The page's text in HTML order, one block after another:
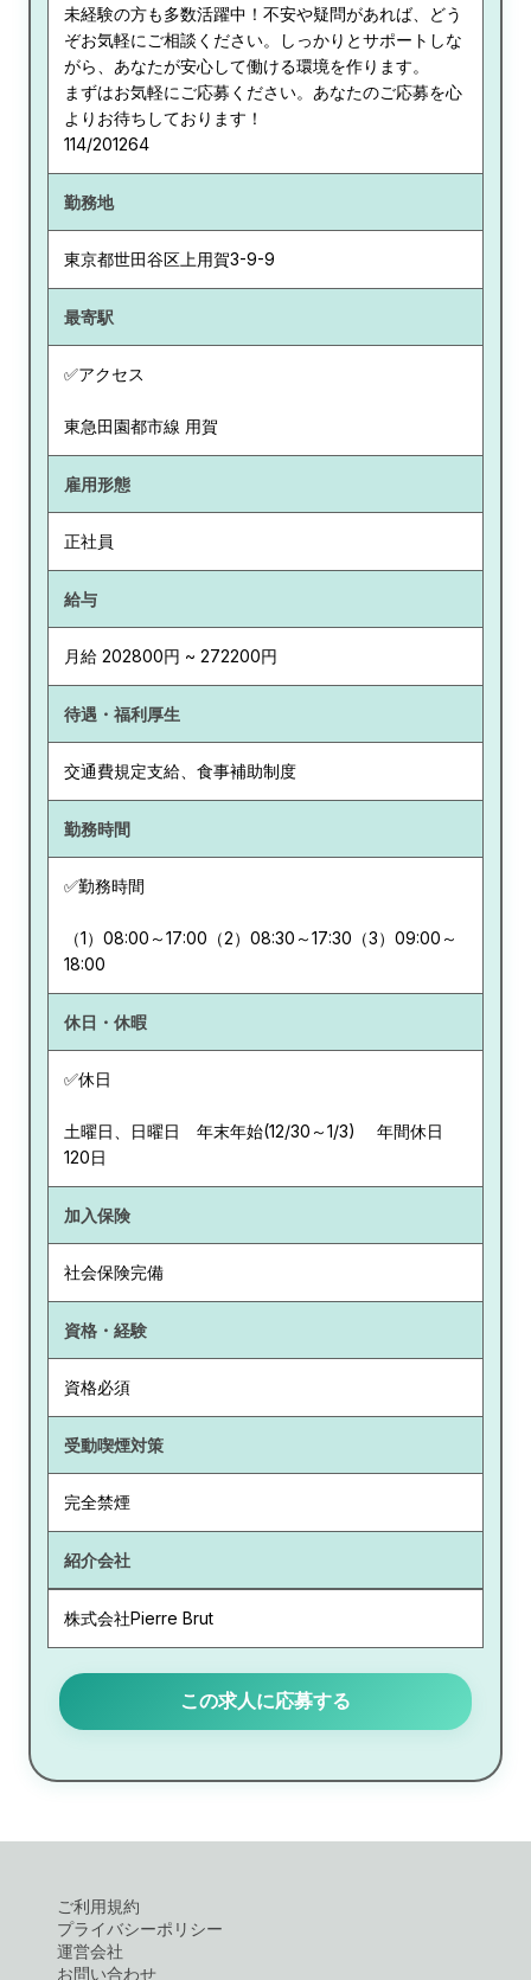
未経験の方も多数活躍中！不安や疑問があれば、どう
ぞお気軽にご相談ください。しっかりとサポートしな
がら、あなたが安心して働ける環境を作ります。
まずはお気軽にご応募ください。あなたのご応募を心
よりお待ちしております！
114/201264
勤務地
東京都世田谷区上用賀3-9-9
最寄駅
✅アクセス
東急田園都市線 用賀
雇用形態
正社員
給与
月給 202800円 ~ 272200円
待遇・福利厚生
交通費規定支給、食事補助制度
勤務時間
✅勤務時間
（1）08:00～17:00（2）08:30～17:30（3）09:00～
18:00
休日・休暇
✅休日
土曜日、日曜日 年末年始(12/30～1/3) 年間休日
120日
加入保険
社会保険完備
資格・経験
資格必須
受動喫煙対策
完全禁煙
紹介会社
株式会社Pierre Brut
この求人に応募する
ご利用規約
プライバシーポリシー
運営会社
お問い合わせ